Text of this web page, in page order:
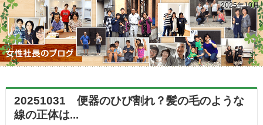
2025年10月
20251031 便器のひび割れ？髪の毛のような
線の正体は...